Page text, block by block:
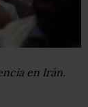
en Irán.